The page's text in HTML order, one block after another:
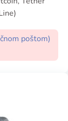
poštom)